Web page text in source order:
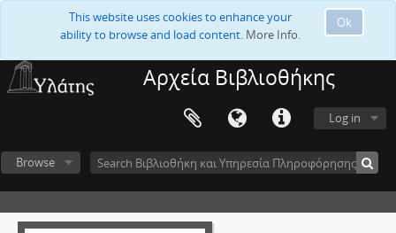
Ok
This website uses cookies to enhance your
ability to browse and load content. More Info.
Αρχεία Βιβλιοθήκης
Log in
Browse